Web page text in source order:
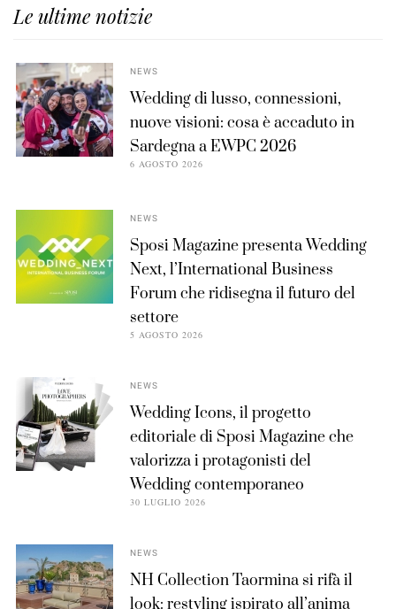
Le ultime notizie
NEWS
Wedding di lusso, connessioni,
nuove visioni: cosa è accaduto in
Sardegna a EWPC 2026
6 AGOSTO 2026
NEWS
Sposi Magazine presenta Wedding
Next, l’International Business
Forum che ridisegna il futuro del
settore
5 AGOSTO 2026
NEWS
Wedding Icons, il progetto
editoriale di Sposi Magazine che
valorizza i protagonisti del
Wedding contemporaneo
30 LUGLIO 2026
NEWS
NH Collection Taormina si rifà il
look: restyling ispirato all’anima